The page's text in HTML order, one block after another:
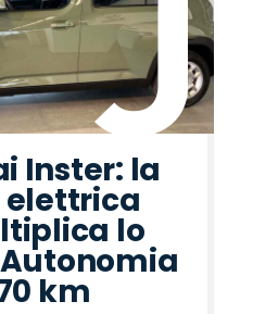
Inster: la
lo
km